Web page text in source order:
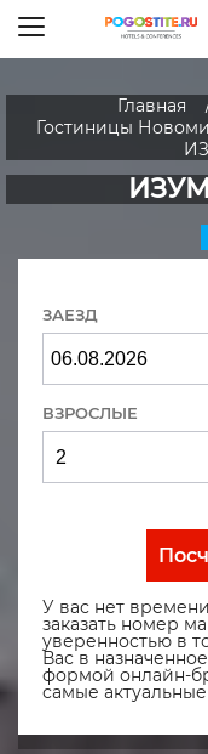
Главная
Гостиницы
ЗАЕЗД
ВЗРОСЛЫЕ
У вас нет
заказать номер
уверенностью в
Вас в
формой онлайн-
самые